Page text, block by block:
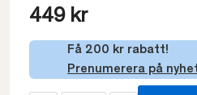
449 kr
Få 200 kr rabatt!
Prenumerera på